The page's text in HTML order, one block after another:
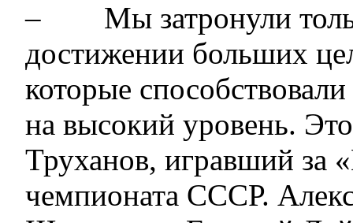
– Мы затронули
достижении больших
которые
на высокий уровень.
Труханов, игравший за
чемпионата СССР.